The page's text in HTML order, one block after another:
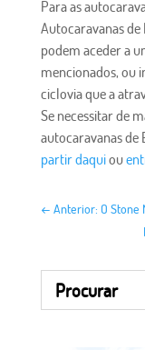
Para as
Autocaravanas de
podem aceder a
mencionados, ou
ciclovia que a
Se necessitar de
autocaravanas de
partir daquiou
← Anterior: O Stone